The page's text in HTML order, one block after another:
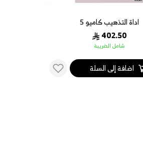
اداة التذهيب كاميو 5
402.50
شامل الضريبة
اضافة إلى السلة